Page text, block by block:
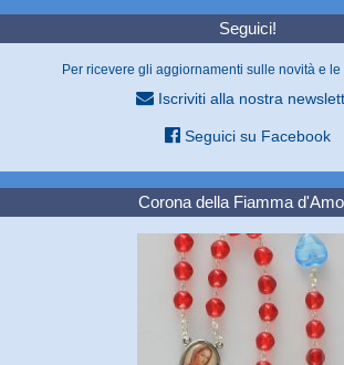
Seguici!
Per ricevere gli aggiornamenti sulle novità e le
Iscriviti alla nostra
Seguici su Facebook
Corona della Fiamma